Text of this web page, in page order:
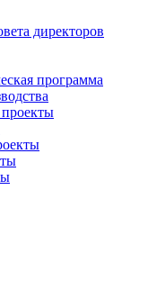
директоров
программа